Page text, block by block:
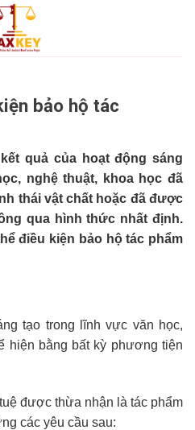
bảo hộ tác
quả của hoạt động sáng
nghệ thuật, khoa học đã
thái vật chất hoặc đã được
qua hình thức nhất định.
điều kiện bảo hộ tác phẩm
tạo trong lĩnh vực văn học,
hiện bằng bất kỳ phương tiện
được thừa nhận là tác phẩm
các yêu cầu sau: